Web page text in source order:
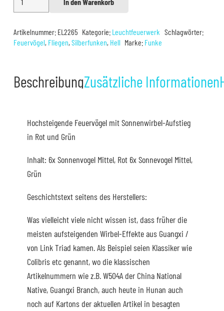
Sonnenvögel
Menge
Alternative:
Artikelnummer: EL2265 Kategorie: Leuchtfeuerwerk Schlagwörter:
Feuervögel, Fliegen, Silberfunken, Hell Marke: Funke
BeschreibungZusätzliche Informationen
Hochsteigende Feuervögel mit Sonnenwirbel-Aufstieg
in Rot und Grün
Inhalt: 6x Sonnenvogel Mittel, Rot 6x Sonnevogel Mittel,
Grün
Geschichtstext seitens des Herstellers:
Was vielleicht viele nicht wissen ist, dass früher die
meisten aufsteigenden Wirbel-Effekte aus Guangxi /
von Link Triad kamen. Als Beispiel seien Klassiker wie
Colibris etc genannt, wo die klassischen
Artikelnummern wie z.B. W504A der China National
Native, Guangxi Branch, auch heute in Hunan auch
noch auf Kartons der aktuellen Artikel in besagten